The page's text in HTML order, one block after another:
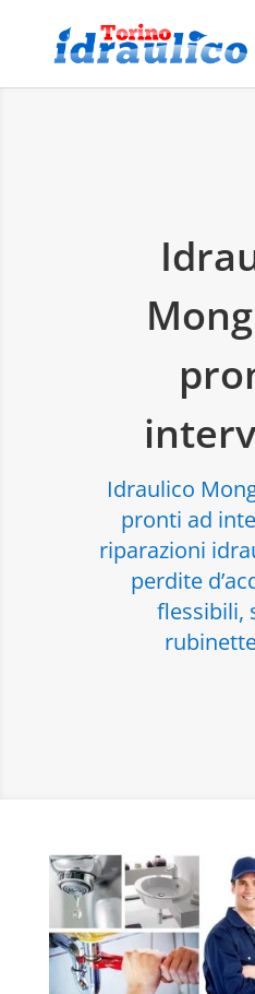
Idraulico
pronti ad
riparazioni
perdite
flessibili,